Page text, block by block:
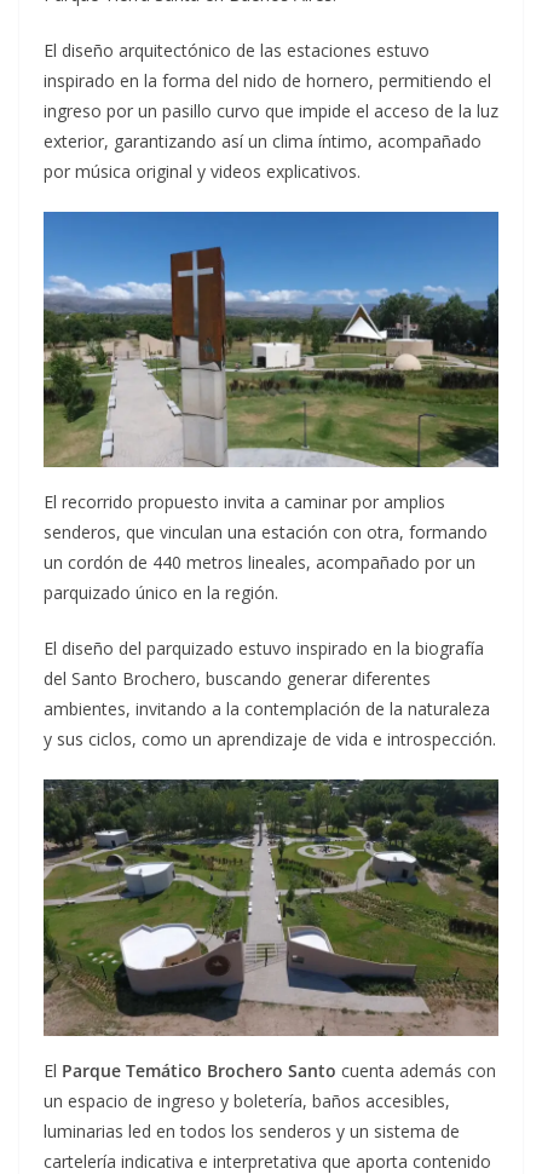
El diseño arquitectónico de las estaciones estuvo
inspirado en la forma del nido de hornero, permitiendo el
ingreso por un pasillo curvo que impide el acceso de la luz
exterior, garantizando así un clima íntimo, acompañado
por música original y videos explicativos.
El recorrido propuesto invita a caminar por amplios
senderos, que vinculan una estación con otra, formando
un cordón de 440 metros lineales, acompañado por un
parquizado único en la región.
El diseño del parquizado estuvo inspirado en la biografía
del Santo Brochero, buscando generar diferentes
ambientes, invitando a la contemplación de la naturaleza
y sus ciclos, como un aprendizaje de vida e introspección.
El Parque Temático Brochero Santo cuenta además con
un espacio de ingreso y boletería, baños accesibles,
luminarias led en todos los senderos y un sistema de
cartelería indicativa e interpretativa que aporta contenido